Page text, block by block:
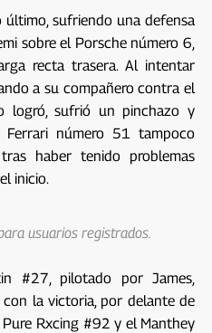
sufriendo una defensa
sobre el Porsche número 6,
recta trasera. Al intentar
a su compañero contra el
logró, sufrió un pinchazo y
Ferrari número 51 tampoco
haber tenido problemas
inicio.
usuarios registrados.
#27, pilotado por James,
con la victoria, por delante de
Rxcing #92 y el Manthey